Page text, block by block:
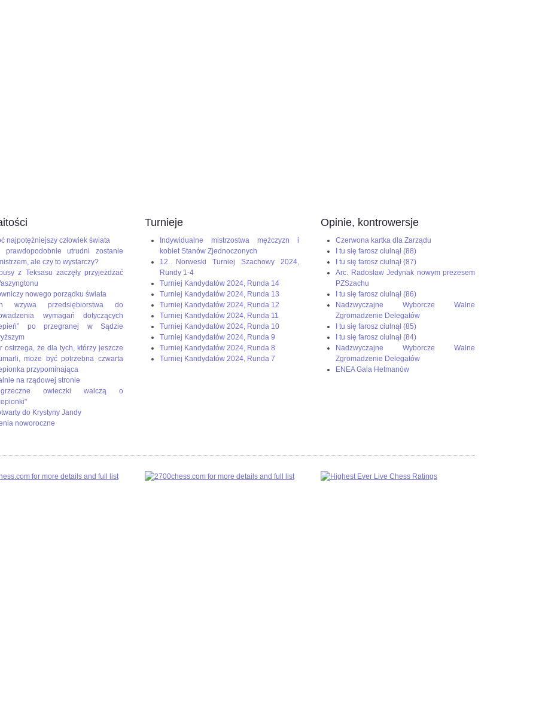
najpotężniejszy człowiek świata
prawdopodobnie utrudni zostanie
ale czy to wystarczy?
z Teksasu zaczęły przyjeżdżać
nowego porządku świata
wzywa przedsiębiorstwa do
wymagań dotyczących
po przegranej w Sądzie
ostrzega, że dla tych, którzy jeszcze
może być potrzebna czwarta
przypominająca
na rządowej stronie
owieczki walczą o
do Krystyny Jandy
noworoczne
Turnieje
Indywidualne mistrzostwa mężczyzn i
kobiet Stanów Zjednoczonych
12. Norweski Turniej Szachowy 2024,
Rundy 1-4
Turniej Kandydatów 2024, Runda 14
Turniej Kandydatów 2024, Runda 13
Turniej Kandydatów 2024, Runda 12
Turniej Kandydatów 2024, Runda 11
Turniej Kandydatów 2024, Runda 10
Turniej Kandydatów 2024, Runda 9
Turniej Kandydatów 2024, Runda 8
Turniej Kandydatów 2024, Runda 7
Opinie, kontrowersje
Czerwona kartka dla Zarządu
I tu się farosz ciulnął (88)
I tu się farosz ciulnął (87)
Arc. Radosław Jedynak nowym prezesem
PZSzachu
I tu się farosz ciulnął (86)
Nadzwyczajne Wyborcze Walne
Zgromadzenie Delegatów
I tu się farosz ciulnął (85)
I tu się farosz ciulnął (84)
Nadzwyczajne Wyborcze Walne
Zgromadzenie Delegatów
ENEA Gala Hetmanów